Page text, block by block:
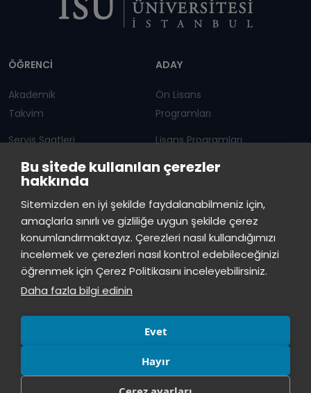
Bu sitede kullanılan çerezler
hakkında
Sitemizden en iyi şekilde faydalanabilmeniz için,
amaçlarla sınırlı ve gizliliğe uygun şekilde çerez
konumlandırmaktayız. Çerezleri nasıl kullandığımızı
incelemek ve çerezleri nasıl kontrol edebileceğinizi
öğrenmek için Çerez Politikasını inceleyebilirsiniz.
Daha fazla bilgi edinin
Evet
Hayır
ÖĞRENCİ
Akademik
Takvim
Servis Saatleri
Duyurular
ADAY
Ön Lisans
Programları
Lisans Programları
Lisansüstü
İSTİNYE
Basın
Kiti
İhaleler İstinye Post Kampüslerimiz
çevrimiçi
İstinye Üniversitesi
Merhaba! Size nasıl yardımcı
olabilirim?